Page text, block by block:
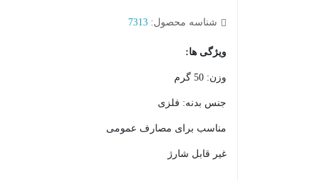
شناسه محصول:7313
ویژگی ها:
وزن: 50 گرم
جنس بدنه: فلزی
مناسب برای مصارف عمومی
غیر قابل شارژ